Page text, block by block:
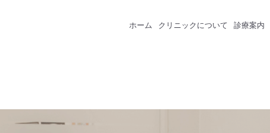
ホーム クリニックについて 診療案内